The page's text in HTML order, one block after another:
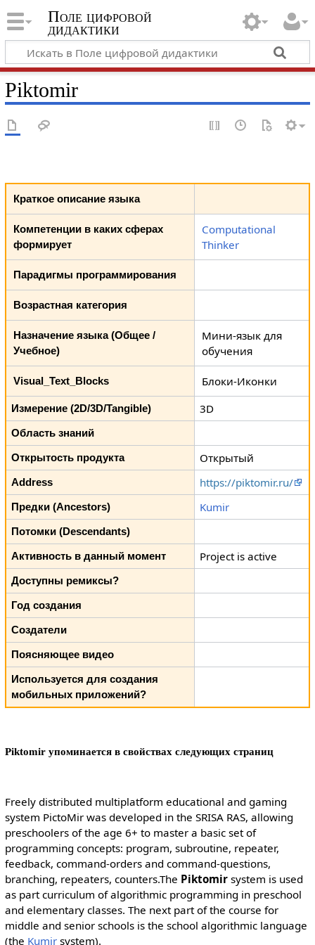
Поле цифровой
дидактики
Piktomir
Краткое описание языка
Компетенции в каких сферах
формирует
Computational
Thinker
Парадигмы программирования
Возрастная категория
Назначение языка (Общее /
Учебное)
Мини-язык для
обучения
Visual_Text_Blocks Блоки-Иконки
Измерение (2D/3D/Tangible) 3D
Область знаний
Открытость продукта Открытый
Address https://piktomir.ru/
Предки (Ancestors) Kumir
Потомки (Descendants)
Активность в данный момент Project is active
Доступны ремиксы?
Год создания
Создатели
Поясняющее видео
Используется для создания
мобильных приложений?
Piktomir упоминается в свойствах следующих страниц
Freely distributed multiplatform educational and gaming
system PictoMir was developed in the SRISA RAS, allowing
preschoolers of the age 6+ to master a basic set of
programming concepts: program, subroutine, repeater,
feedback, command-orders and command-questions,
branching, repeaters, counters.The Piktomirsystem is used
as part curriculum of algorithmic programming in preschool
and elementary classes. The next part of the course for
middle and senior schools is the school algorithmic language
(the Kumirsystem).